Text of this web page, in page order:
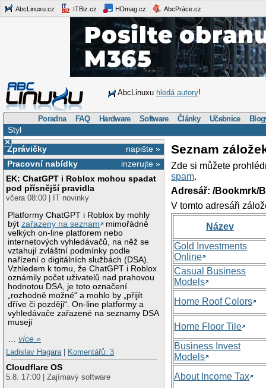
AbcLinuxu.cz ITBiz.cz HDmag.cz AbcPráce.cz
AbcLinuxu hledá autory!
Poradna FAQ Hardware Software Články Učebnice
Styl
×
napište »
Zprávičky
inzerujte »
Pracovní nabídky
EK: ChatGPT i Roblox mohou spadat
pod přísnější pravidla
včera 08:00 | IT novinky
Platformy ChatGPT i Roblox by mohly
býtzařazeny na seznam
mimořádně
velkých on-line platforem nebo
internetových vyhledávačů, na něž se
vztahují zvláštní podmínky podle
nařízení o digitálních službách (DSA).
Vzhledem k tomu, že ChatGPT i Roblox
oznámily počet uživatelů nad prahovou
hodnotou DSA, je toto označení
„rozhodně možné“ a mohlo by „přijít
dříve či později“. On-line platformy a
vyhledávače zařazené na seznamy DSA
musejí
…více »
Ladislav Hagara
Komentářů: 3
Cloudflare OS
5.8. 17:00 | Zajímavý software
Seznam
Zde si můžete
spam.
Adresář: /Bookmrk/
V tomto adresáři
Název
Gold Investments
Online
Casual Business
Models
Home Roof Colors
Home Floor Tile
Business Invest
Models
About Income Tax